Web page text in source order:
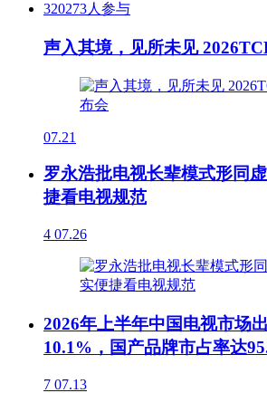
320273人参与
声入其境，见所未见
07.21
罗永浩批电视长辈模式形同
捷看电视规范
4 07.26
2026年上半年中国电视市场
10.1%，国产品牌市占率达
7 07.13